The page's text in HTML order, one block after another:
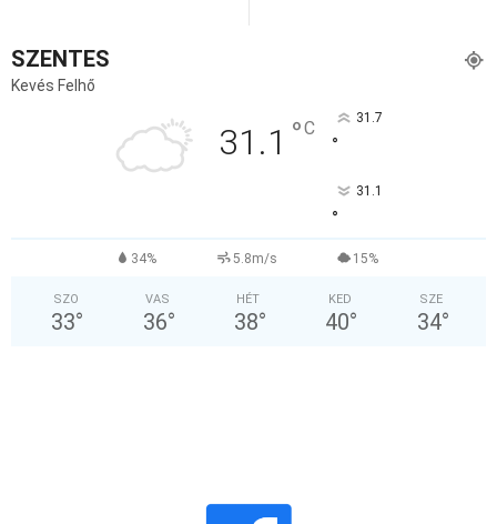
SZENTES
Kevés Felhő
31.1 °C 31.7
°
31.1
°
34% 5.8m/s 15%
SZO
33°
VAS
36°
HÉT
38°
KED
40°
SZE
34°